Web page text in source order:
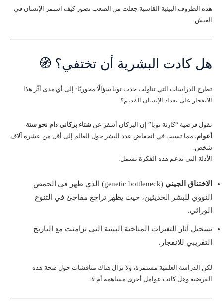
هذه الظروف البيئية القاسية جعلت من الصعب تصور كيف استمر الإنسان في
العيش.
هل كادت البشرية أن تختفي؟ 🧭
تطرح الدراسات التي تناولت حدث توبا سؤالًا محوريًا: إلى أي مدى أثّر هذا
الانفجار على تعداد الإنسان القديم؟
تقول فرضية “كارثة توبا” إن البركان أسفر عن شتاء بركاني دام نحو ستة
أعوام، مما تسبب في انخفاض عدد البشر حول العالم إلى أقل من عشرة آلاف
شخص.
الأدلة التي تدعم هذه الفكرة تشمل:
الاختناق الجيني
(genetic bottleneck) الذي ظهر في الحمض
النووي للبشر الحديثين، حيث يظهر تراجع مفاجئ في التنوع
الوراثي.
تسجيل آثار التغيرات المناخية البيئية التي تزامنت مع التاريخ
التقريبي للانفجار.
لكن الدراسة العلمية مستمرة، ولا تزال هناك مناقشات حول صحة هذه
الفرضية وهل كانت عوامل أخرى مساهمة أم لا.